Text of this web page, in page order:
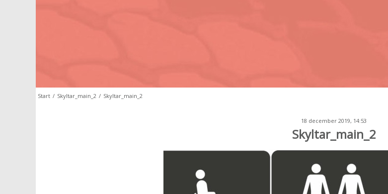
Start / Skyltar_main_2 / Skyltar_main_2
18 december 2019, 14:53
Skyltar_main_2